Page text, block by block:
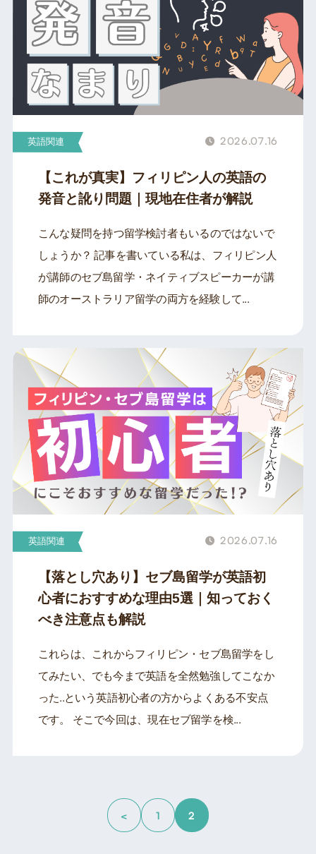
英語関連 2026.07.16
【これが真実】フィリピン人の英語の
発音と訛り問題｜現地在住者が解説
こんな疑問を持つ留学検討者もいるのではないで
しょうか？ 記事を書いている私は、フィリピン人
が講師のセブ島留学・ネイティブスピーカーが講
師のオーストラリア留学の両方を経験して...
英語関連 2026.07.16
【落とし穴あり】セブ島留学が英語初
心者におすすめな理由5選｜知っておく
べき注意点も解説
これらは、これからフィリピン・セブ島留学をし
てみたい、でも今まで英語を全然勉強してこなか
った..という英語初心者の方からよくある不安点
です。 そこで今回は、現在セブ留学を検...
< 1 2